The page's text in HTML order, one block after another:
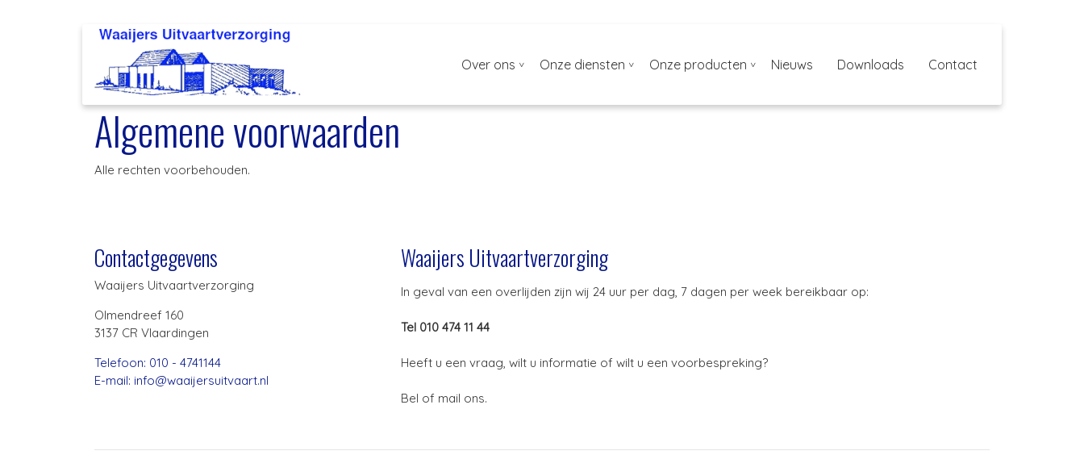
Over ons Onze diensten Onze producten Nieuws Downloads Contact
Algemene voorwaarden
Alle rechten voorbehouden.
Contactgegevens
Waaijers Uitvaartverzorging
Olmendreef 160
3137 CR Vlaardingen
Telefoon: 010 - 4741144
E-mail: info@waaijersuitvaart.nl
Waaijers Uitvaartverzorging
In geval van een overlijden zijn wij 24 uur per dag, 7 dagen per week bereikbaar op:
Tel 010 474 11 44
Heeft u een vraag, wilt u informatie of wilt u een voorbespreking?
Bel of mail ons.